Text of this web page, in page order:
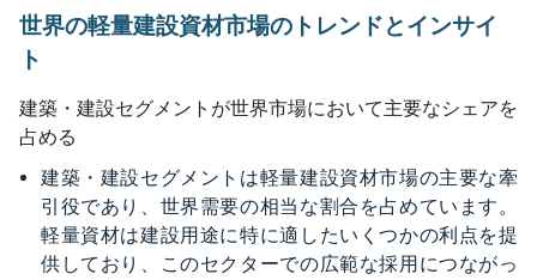
世界の軽量建設資材市場のトレンドとインサイ
ト
建築・建設セグメントが世界市場において主要なシェアを
占める
建築・建設セグメントは軽量建設資材市場の主要な牽
引役であり、世界需要の相当な割合を占めています。
軽量資材は建設用途に特に適したいくつかの利点を提
供しており、このセクターでの広範な採用につながっ